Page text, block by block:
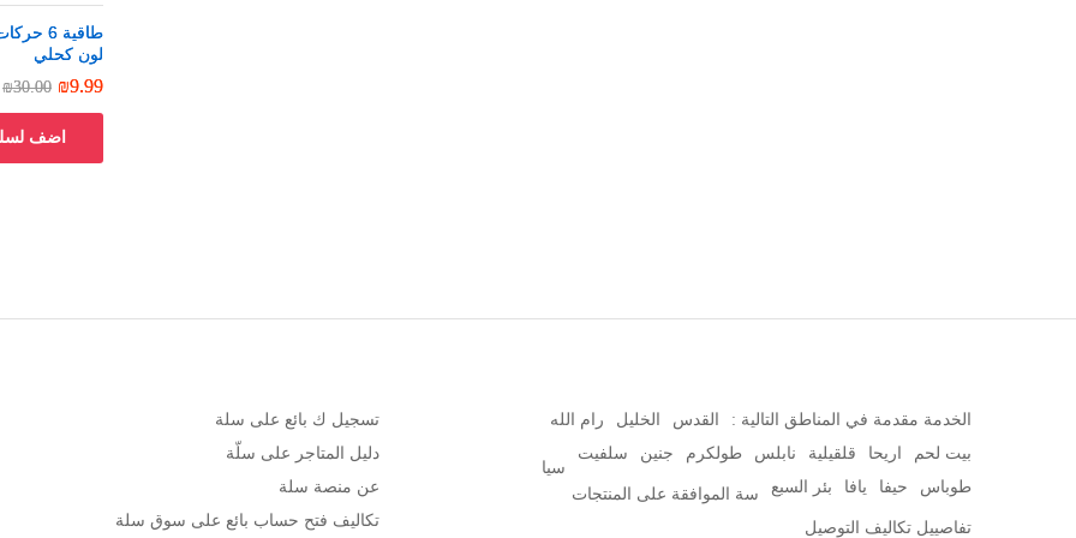
طاقية
لون كحلي
₪9.99
₪30.00
طاقية
لون كحلي
₪9.99
₪30.00
اضف
الخدمة مقدمة في المناطق التالية : القدس الخليل
رام الله
بيت لحم
اريحا قلقيلية نابلس طولكرم جنين
سلفيت
طوباس
حيفا يافا بئر السبع
سيا
سة الموافقة على المنتجات
تفاصييل تكاليف التوصيل
تسجيل ك بائع على سلة
دليل المتاجر على سلّة
عن منصة سلة
تكاليف فتح حساب بائع على سوق سلة